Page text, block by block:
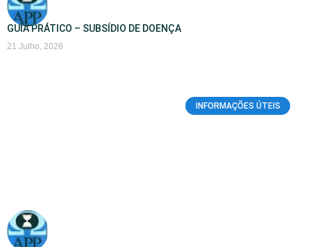
GUIA PRÁTICO – SUBSÍDIO DE DOENÇA
21 Julho, 2026
INFORMAÇÕES ÚTEIS